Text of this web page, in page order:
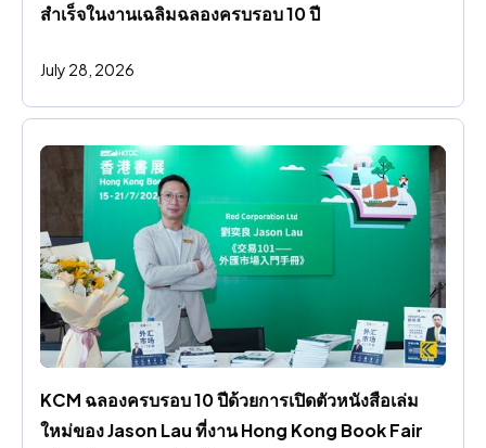
สําเร็จในงานเฉลิมฉลองครบรอบ 10 ปี
July 28, 2026
KCM ฉลองครบรอบ 10 ปีด้วยการเปิดตัวหนังสือเล่ม
ใหม่ของ Jason Lau ที่งาน Hong Kong Book Fair